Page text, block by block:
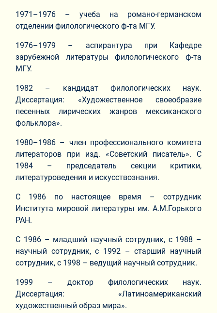
1971–1976 – учеба на романо-германском
отделении филологического ф-та МГУ.
1976–1979 – аспирантура при Кафедре
зарубежной литературы филологического ф-та
МГУ.
1982 – кандидат филологических наук.
Диссертация: «Художественное своеобразие
песенных лирических жанров мексиканского
фольклора».
1980–1986 – член профессионального комитета
литераторов при изд. «Советский писатель». С
1984 – председатель секции критики,
литературоведения и искусствознания.
С 1986 по настоящее время – сотрудник
Института мировой литературы им. А.М.Горького
РАН.
С 1986 – младший научный сотрудник, с 1988 –
научный сотрудник, с 1992 – старший научный
сотрудник, с 1998 – ведущий научный сотрудник.
1999 – доктор филологических наук.
Диссертация: «Латиноамериканский
художественный образ мира».